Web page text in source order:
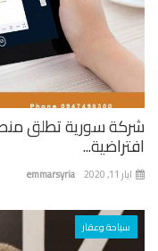
شركة سورية تطلق
افتراضية...
emmarsyria ايار 11, 2020
سياحة وعقار